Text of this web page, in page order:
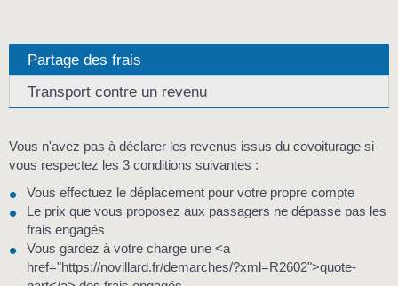
Partage des frais
Transport contre un revenu
Vous n'avez pas à déclarer les revenus issus du covoiturage si
vous respectez les 3 conditions suivantes :
Vous effectuez le déplacement pour votre propre compte
Le prix que vous proposez aux passagers ne dépasse pas les
frais engagés
Vous gardez à votre charge une <a
href="https://novillard.fr/demarches/?xml=R2602">quote-